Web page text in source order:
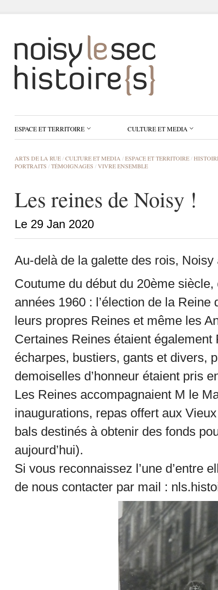
ESPACE ET TERRITOIRE CULTURE ET MEDIA
ARTS DE LA RUE /CULTURE ET MEDIA /ESPACE ET TERRITOIRE /
PORTRAITS /TÉMOIGNAGES /VIVRE ENSEMBLE
Les reines de Noisy !
Le 29 Jan 2020
Au-delà de la galette des rois,
Coutume du début du 20ème
années 1960 : l’élection de la
leurs propres Reines et même les
Certaines Reines étaient
écharpes, bustiers, gants et divers,
demoiselles d’honneur étaient pris
Les Reines accompagnaient M le
inaugurations, repas offert aux
bals destinés à obtenir des fonds
aujourd’hui).
Si vous reconnaissez l’une d’entre
de nous contacter par mail :